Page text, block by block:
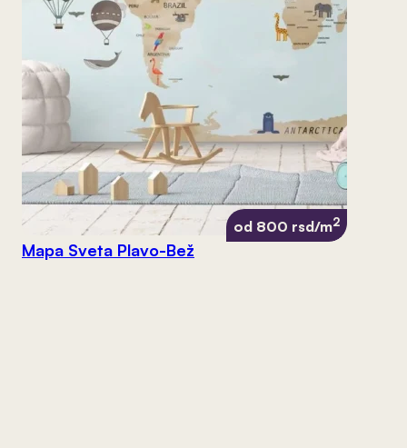
od 800 rsd/m2
Mapa Sveta Plavo-Bež